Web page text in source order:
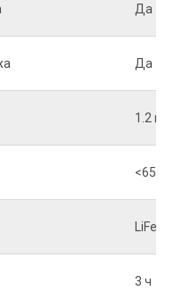
Да
Да
1.2 м/с
<65дБ
3 ч